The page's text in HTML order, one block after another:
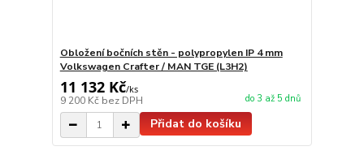
Obložení bočních stěn - polypropylen IP 4 mm
Volkswagen Crafter / MAN TGE (L3H2)
11 132 Kč/ks
9 200 Kč bez DPH do 3 až 5 dnů
Přidat do košíku